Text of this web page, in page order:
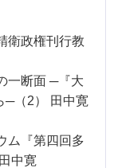
衛政権刊行教
一断面 ─『大
─（2） 田中寛
ム『第四回多
中寛